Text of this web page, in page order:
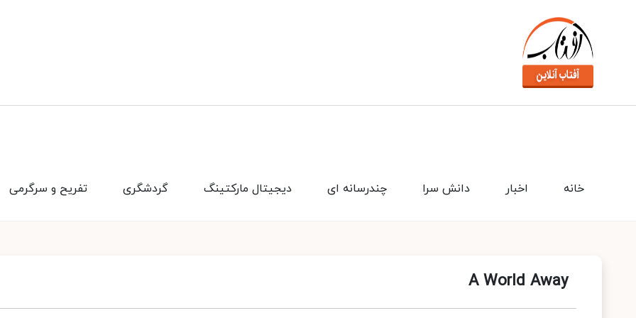
تفریح و سرگرمی گردشگری دیجیتال مارکتینگ چندرسانه ای دانش سرا اخبار خانه
A World Away